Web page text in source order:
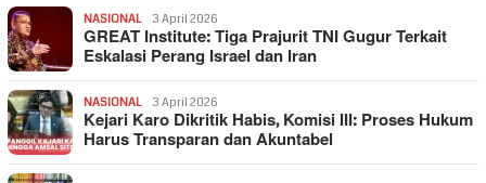
NASIONAL 3 April 2026
GREAT Institute: Tiga Prajurit TNI Gugur Terkait
Eskalasi Perang Israel dan Iran
NASIONAL 3 April 2026
Kejari Karo Dikritik Habis, Komisi III: Proses Hukum
Harus Transparan dan Akuntabel